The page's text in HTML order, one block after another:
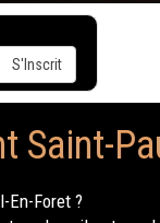
S'Inscrit
Saint-
En-Foret ?